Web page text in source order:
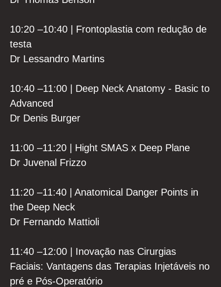
10:20 –10:40 | Frontoplastia com redução de
testa
Dr Lessandro Martins
10:40 –11:00 | Deep Neck Anatomy - Basic to
Advanced
Dr Denis Burger
11:00 –11:20 | Hight SMAS x Deep Plane
Dr Juvenal Frizzo
11:20 –11:40 | Anatomical Danger Points in
the Deep Neck
Dr Fernando Mattioli
11:40 –12:00 | Inovação nas Cirurgias
Faciais: Vantagens das Terapias Injetáveis no
pré e Pós-Operatório